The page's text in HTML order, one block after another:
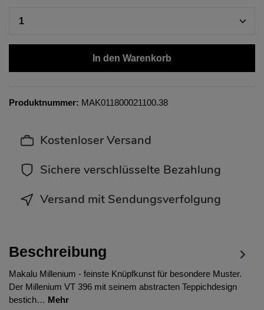
In den Warenkorb
Produktnummer: MAK011800021100.38
Kostenloser Versand
Sichere verschlüsselte Bezahlung
Versand mit Sendungsverfolgung
Beschreibung
Makalu Millenium - feinste Knüpfkunst für besondere Muster.
Der Millenium VT 396 mit seinem abstracten Teppichdesign
bestich… Mehr